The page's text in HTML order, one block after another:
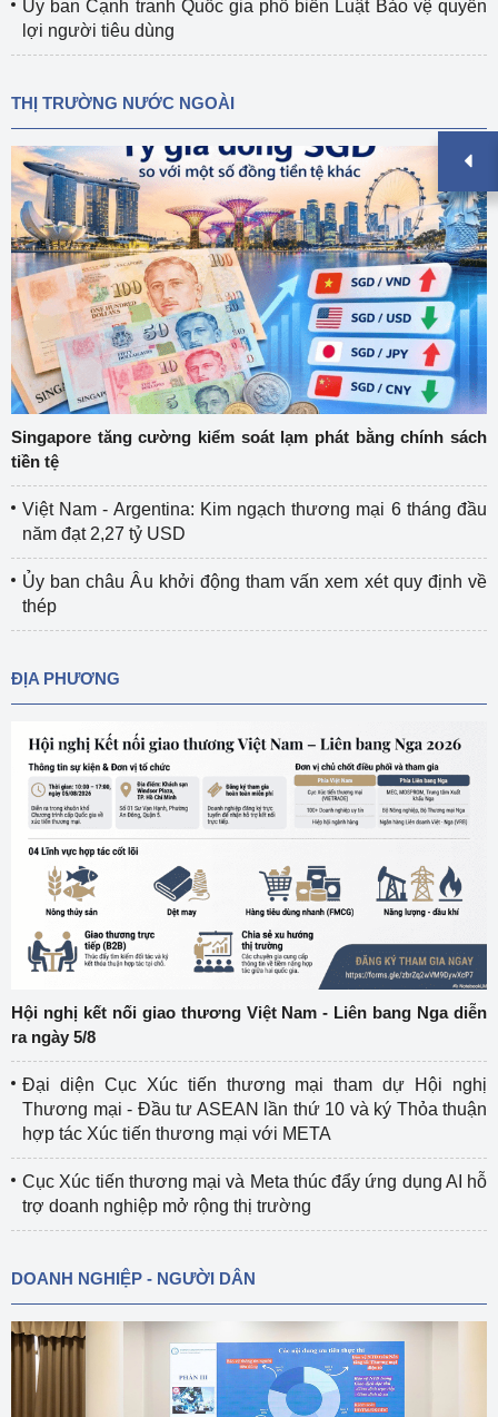
Ủy ban Cạnh tranh Quốc gia phổ biến Luật Bảo vệ quyền
lợi người tiêu dùng
THỊ TRƯỜNG NƯỚC NGOÀI
Singapore tăng cường kiểm soát lạm phát bằng chính sách
tiền tệ
Việt Nam - Argentina: Kim ngạch thương mại 6 tháng đầu
năm đạt 2,27 tỷ USD
Ủy ban châu Âu khởi động tham vấn xem xét quy định về
thép
ĐỊA PHƯƠNG
Hội nghị kết nối giao thương Việt Nam - Liên bang Nga diễn
ra ngày 5/8
Đại diện Cục Xúc tiến thương mại tham dự Hội nghị
Thương mại - Đầu tư ASEAN lần thứ 10 và ký Thỏa thuận
hợp tác Xúc tiến thương mại với META
Cục Xúc tiến thương mại và Meta thúc đẩy ứng dụng AI hỗ
trợ doanh nghiệp mở rộng thị trường
DOANH NGHIỆP - NGƯỜI DÂN